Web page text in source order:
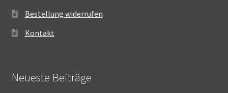
Bestellung widerrufen
Kontakt
Neueste Beiträge